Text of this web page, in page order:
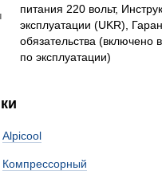
питания 220 вольт,
эксплуатации (UKR),
обязательства (включено
по эксплуатации)
Alpicool
Компрессорный